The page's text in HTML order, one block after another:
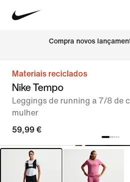
Compra novos
Materiais reciclados
Nike Tempo
Leggings de running a 7/8 de
mulher
59,99 €